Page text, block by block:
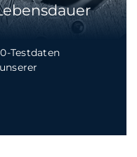
Testdaten